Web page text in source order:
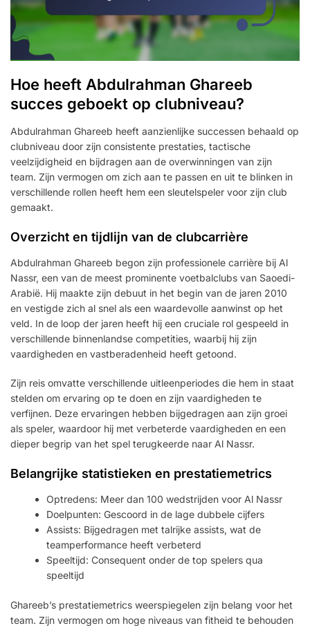
Hoe heeft Abdulrahman Ghareeb
succes geboekt op clubniveau?
Abdulrahman Ghareeb heeft aanzienlijke successen behaald op
clubniveau door zijn consistente prestaties, tactische
veelzijdigheid en bijdragen aan de overwinningen van zijn
team. Zijn vermogen om zich aan te passen en uit te blinken in
verschillende rollen heeft hem een sleutelspeler voor zijn club
gemaakt.
Overzicht en tijdlijn van de clubcarrière
Abdulrahman Ghareeb begon zijn professionele carrière bij Al
Nassr, een van de meest prominente voetbalclubs van Saoedi-
Arabië. Hij maakte zijn debuut in het begin van de jaren 2010
en vestigde zich al snel als een waardevolle aanwinst op het
veld. In de loop der jaren heeft hij een cruciale rol gespeeld in
verschillende binnenlandse competities, waarbij hij zijn
vaardigheden en vastberadenheid heeft getoond.
Zijn reis omvatte verschillende uitleenperiodes die hem in staat
stelden om ervaring op te doen en zijn vaardigheden te
verfijnen. Deze ervaringen hebben bijgedragen aan zijn groei
als speler, waardoor hij met verbeterde vaardigheden en een
dieper begrip van het spel terugkeerde naar Al Nassr.
Belangrijke statistieken en prestatiemetrics
Optredens: Meer dan 100 wedstrijden voor Al Nassr
Doelpunten: Gescoord in de lage dubbele cijfers
Assists: Bijgedragen met talrijke assists, wat de
teamperformance heeft verbeterd
Speeltijd: Consequent onder de top spelers qua
speeltijd
Ghareeb’s prestatiemetrics weerspiegelen zijn belang voor het
team. Zijn vermogen om hoge niveaus van fitheid te behouden